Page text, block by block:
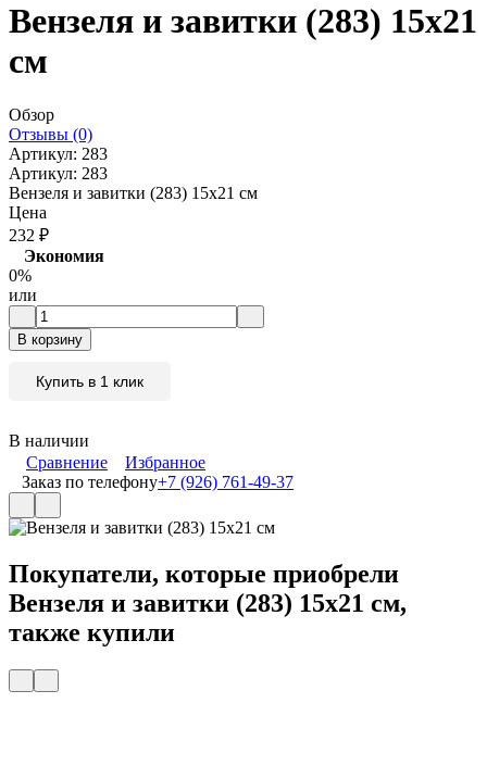
Вензеля и завитки (283) 15x21
см
Обзор
Отзывы (0)
Артикул: 283
Артикул: 283
Вензеля и завитки (283) 15x21 см
Цена
232 ₽
Экономия
0%
или
В корзину
Купить в 1 клик
В наличии
Сравнение
Избранное
Заказ по телефону+7 (926) 761-49-37
Покупатели, которые приобрели
Вензеля и завитки (283) 15x21 см,
также купили